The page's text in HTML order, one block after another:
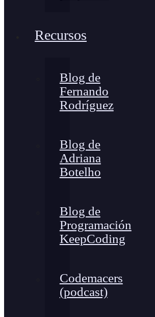
Recursos
Blog de
Fernando
Rodríguez
Blog de
Adriana
Botelho
Blog de
Programación
KeepCoding
Codemacers
(podcast)